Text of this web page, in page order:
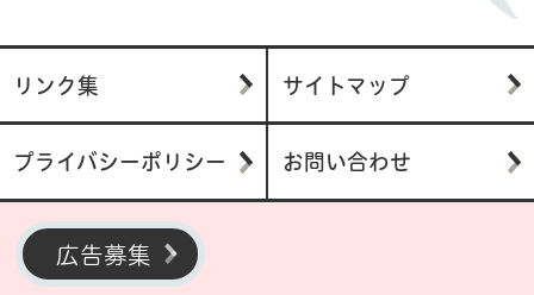
リンク集 サイトマップ
プライバシーポリシー お問い合わせ
広告募集